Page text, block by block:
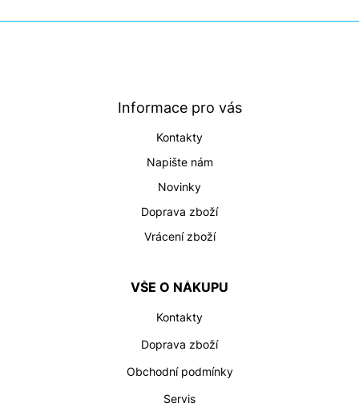
Informace pro vás
Kontakty
Napište nám
Novinky
Doprava zboží
Vrácení zboží
VŠE O NÁKUPU
Kontakty
Doprava zboží
Obchodní podmínky
Servis